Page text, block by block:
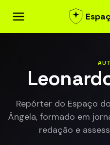
Repórter do Espaço
Ângela, formado em
redação e